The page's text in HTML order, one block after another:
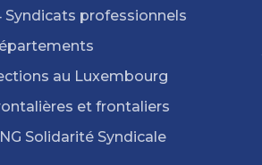
Syndicats professionnels
au Luxembourg
et frontaliers
Solidarité Syndicale